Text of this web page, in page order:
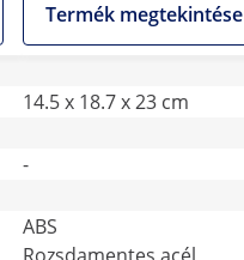
Termék megtekintése
14.5 x 18.7 x 23 cm
-
ABS